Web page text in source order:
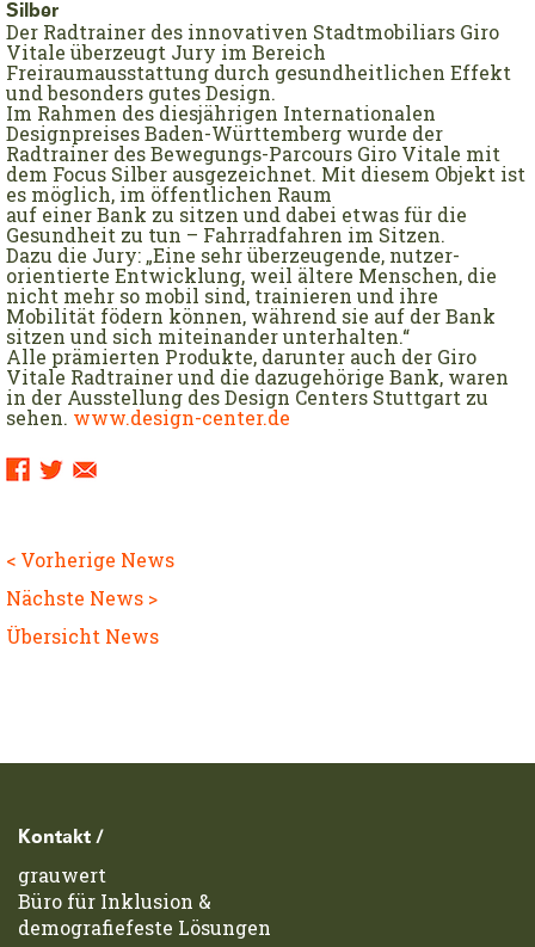
Silber
Der Radtrainer des innovativen Stadtmobiliars Giro
Vitale überzeugt Jury im Bereich
Freiraumausstattung durch gesundheitlichen Effekt
und besonders gutes Design.
Im Rahmen des diesjährigen Internationalen
Designpreises Baden-Württemberg wurde der
Radtrainer des Bewegungs-Parcours Giro Vitale mit
dem Focus Silber ausgezeichnet. Mit diesem Objekt ist
es möglich, im öffentlichen Raum
auf einer Bank zu sitzen und dabei etwas für die
Gesundheit zu tun – Fahrradfahren im Sitzen.
Dazu die Jury: „Eine sehr überzeugende, nutzer­
orientierte Entwicklung, weil ältere Menschen, die
nicht mehr so mobil sind, trainieren und ihre
Mobilität födern können, während sie auf der Bank
sitzen und sich miteinander unterhalten.“
Alle prämierten Produkte, darunter auch der Giro
Vitale Radtrainer und die dazugehörige Bank, waren
in der Ausstellung des Design Centers Stuttgart zu
sehen. www.design-center.de
Sharing
< Vorherige News
Nächste News >
Übersicht News
Footerzeile
Kontakt /
grauwert
Büro für Inklusion &
demografiefeste Lösungen